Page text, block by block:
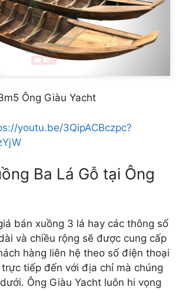
Ông Giàu Yacht
youtu.be/3QipACBczpc?
Ba Lá Gỗ tại Ông
bán xuồng 3 lá hay các thông số
và chiều rộng sẽ được cung cấp
hàng liên hệ theo số điện thoại
tiếp đến với địa chỉ mà chúng
Ông Giàu Yacht luôn hi vọng